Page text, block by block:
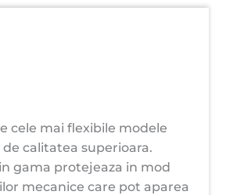
cele mai flexibile modele
calitatea superioara.
gama protejeaza in mod
mecanice care pot aparea